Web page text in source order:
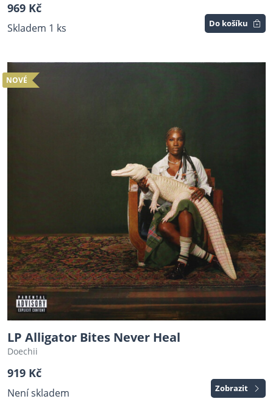
969 Kč
Skladem 1 ks Do košíku
NOVÉ
LP Alligator Bites Never Heal
Doechii
919 Kč
Není skladem Zobrazit